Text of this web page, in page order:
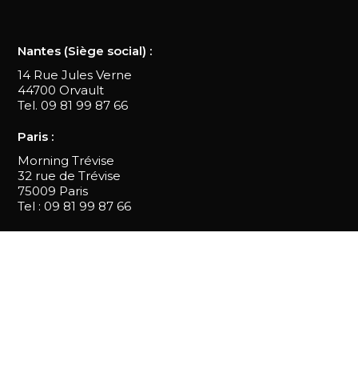
Nantes (Siège social) :
14 Rue Jules Verne
44700 Orvault
Tel. 09 81 99 87 66
Paris :
Morning Trévise
32 rue de Trévise
75009 Paris
Tel : 09 81 99 87 66